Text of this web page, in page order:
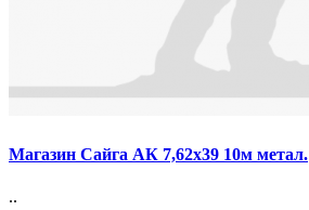
Магазин Сайга АК 7,62х39 10м метал.
..